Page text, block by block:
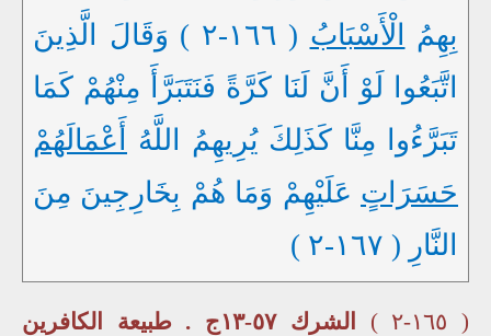
بِهِمُ
الْأَسْبَابُ
( ١٦٦-٢ ) وَقَالَ الَّذِينَ
اتَّبَعُوا لَوْ أَنَّ لَنَا كَرَّةً فَنَتَبَرَّأَ مِنْهُمْ كَمَا
تَبَرَّءُوا مِنَّا كَذَلِكَ يُرِيهِمُ اللَّهُ
أَعْمَالَهُمْ
حَسَرَاتٍ عَلَيْهِمْ وَمَا هُمْ بِخَارِجِينَ مِنَ
النَّارِ ( ١٦٧-٢ )
( ١٦٥-٢ )
الشرك ٥٧-١٣ج . طبيعة الكافرين